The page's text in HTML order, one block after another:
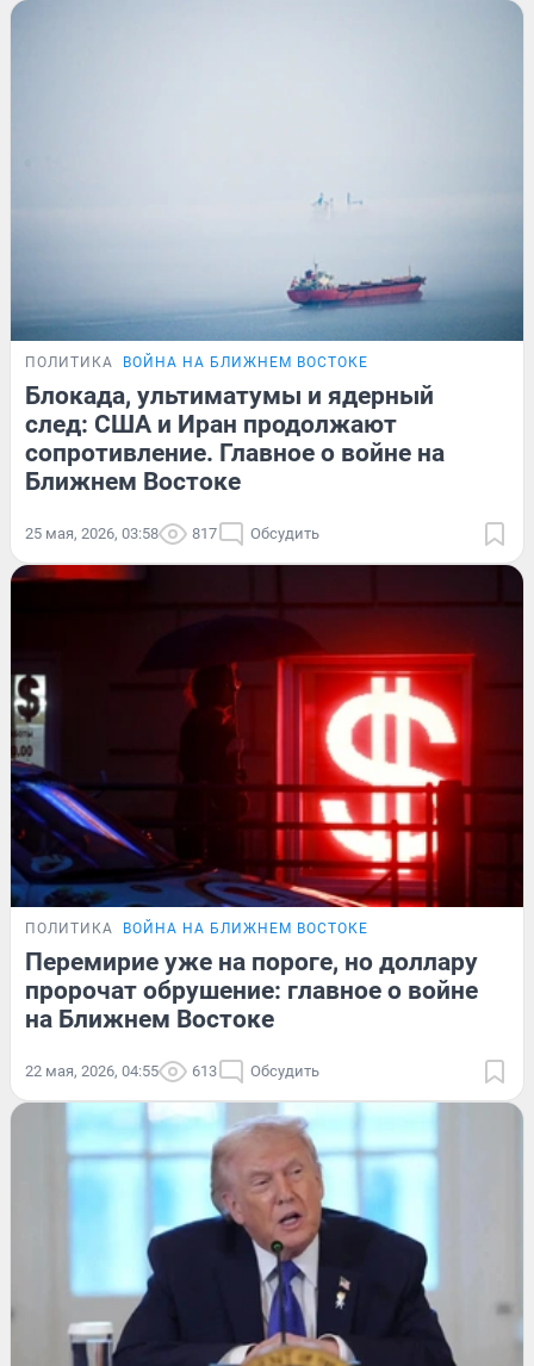
ПОЛИТИКА ВОЙНА НА БЛИЖНЕМ ВОСТОКЕ
Блокада, ультиматумы и ядерный
след: США и Иран продолжают
сопротивление. Главное о войне на
Ближнем Востоке
25 мая, 2026, 03:58 817 Обсудить
ПОЛИТИКА ВОЙНА НА БЛИЖНЕМ ВОСТОКЕ
Перемирие уже на пороге, но доллару
пророчат обрушение: главное о войне
на Ближнем Востоке
22 мая, 2026, 04:55 613 Обсудить